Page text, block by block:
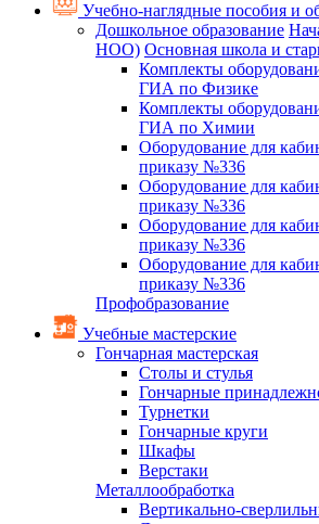
Учебно-наглядные пособия и
Дошкольное образование
НОО) Основная школа и
Комплекты
ГИА по Физике
Комплекты
ГИА по Химии
Оборудование для
приказу №336
Оборудование для
приказу №336
Оборудование для
приказу №336
Оборудование для
приказу №336
Профобразование
Учебные мастерские
Гончарная мастерская
Столы и стулья
Гончарные
Турнетки
Гончарные круги
Шкафы
Верстаки
Металлообработка
Вертикально-